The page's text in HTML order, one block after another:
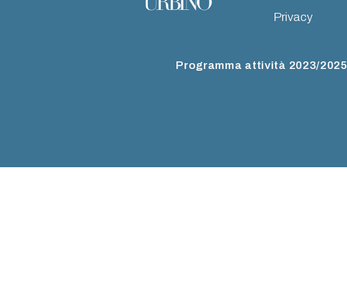
Privacy
Programma attività 2023/2025